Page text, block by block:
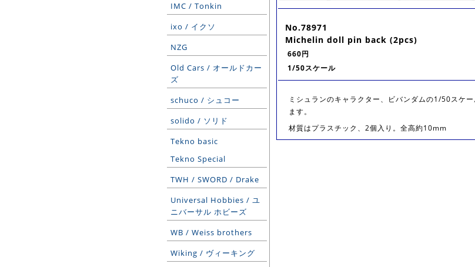
IMC / Tonkin
ixo / イクソ
NZG
Old Cars / オールドカー
ズ
schuco / シュコー
solido / ソリド
Tekno basic
Tekno Special
TWH / SWORD / Drake
Universal Hobbies / ユ
ニバーサル ホビーズ
WB / Weiss brothers
Wiking / ヴィーキング
No.78971
Michelin doll pin back (2pcs)
660円
1/50スケール
ミシュランのキャラクター、ビバンダムの1/50スケ
ます。
材質はプラスチック、2個入り。全高約10mm